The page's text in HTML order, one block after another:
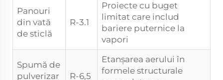
Panouri
din vată
de sticlă
R-3.1
Proiecte cu buget
limitat care includ
bariere puternice la
vapori
Spumă de
pulverizar
R-6,5
Etanșarea aerului în
formele structurale